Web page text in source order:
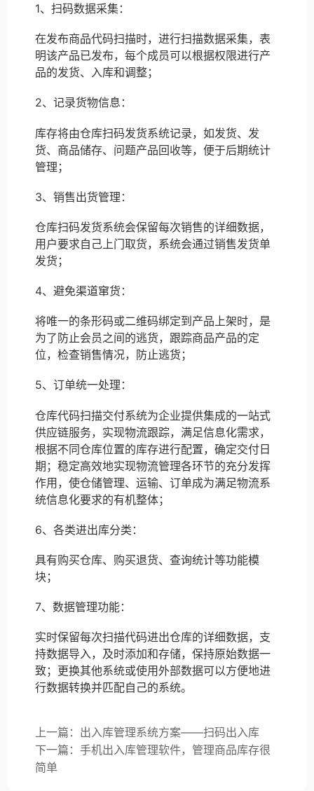
1、扫码数据采集：
在发布商品代码扫描时，进行扫描数据采集，表
明该产品已发布，每个成员可以根据权限进行产
品的发货、入库和调整；
2、记录货物信息：
库存将由仓库扫码发货系统记录，如发货、发
货、商品储存、问题产品回收等，便于后期统计
管理；
3、销售出货管理：
仓库扫码发货系统会保留每次销售的详细数据，
用户要求自己上门取货，系统会通过销售发货单
发货；
4、避免渠道窜货：
将唯一的条形码或二维码绑定到产品上架时，是
为了防止会员之间的逃货，跟踪商品产品的定
位，检查销售情况，防止逃货；
5、订单统一处理：
仓库代码扫描交付系统为企业提供集成的一站式
供应链服务，实现物流跟踪，满足信息化需求，
根据不同仓库位置的库存进行配置，确定交付日
期；稳定高效地实现物流管理各环节的充分发挥
作用，使仓储管理、运输、订单成为满足物流系
统信息化要求的有机整体；
6、各类进出库分类：
具有购买仓库、购买退货、查询统计等功能模
块；
7、数据管理功能：
实时保留每次扫描代码进出仓库的详细数据，支
持数据导入，及时添加和存储，保持原始数据一
致；更换其他系统或使用外部数据可以方便地进
行数据转换并匹配自己的系统。
上一篇：出入库管理系统方案——扫码出入库
下一篇：手机出入库管理软件，管理商品库存很
简单